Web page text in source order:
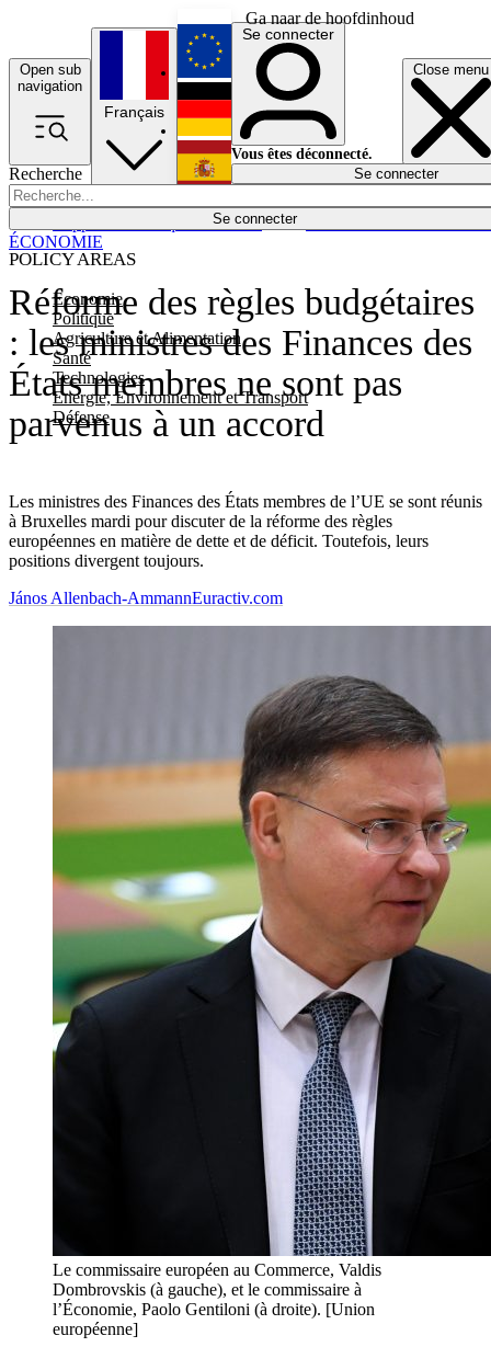
Ga naar de hoofdinhoud
Open sub
navigation
Close menu
Recherche
Se connecter
POLICY AREAS
Economie
Politique
Agriculture et Alimentation
Santé
Technologies
Energie, Environnement et Transport
Défense
Économie
Français
English
Deutsch
Español
Se connecter
Vous êtes déconnecté.
Se connecter
Réforme des règles budgétaires
: les ministres des Finances des
États membres ne sont pas
parvenus à un accord
Les ministres des Finances des États membres de l’UE se sont réunis
à Bruxelles mardi pour discuter de la réforme des règles
européennes en matière de dette et de déficit. Toutefois, leurs
positions divergent toujours.
ÉCONOMIE
János Allenbach-AmmannEuractiv.com
Le commissaire européen au Commerce, Valdis
Dombrovskis (à gauche), et le commissaire à
l’Économie, Paolo Gentiloni (à droite). [Union
européenne]